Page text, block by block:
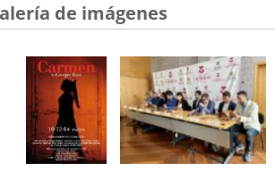
de imágenes